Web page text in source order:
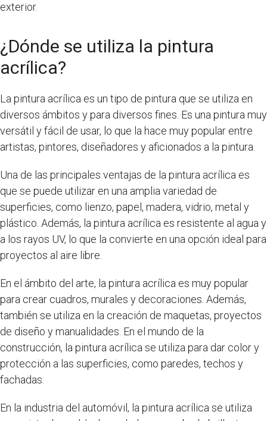
exterior.
¿Dónde se utiliza la pintura
acrílica?
La pintura acrílica es un tipo de pintura que se utiliza en
diversos ámbitos y para diversos fines. Es una pintura muy
versátil y fácil de usar, lo que la hace muy popular entre
artistas, pintores, diseñadores y aficionados a la pintura.
Una de las principales ventajas de la pintura acrílica es
que se puede utilizar en una amplia variedad de
superficies, como lienzo, papel, madera, vidrio, metal y
plástico. Además, la pintura acrílica es resistente al agua y
a los rayos UV, lo que la convierte en una opción ideal para
proyectos al aire libre.
En el ámbito del arte, la pintura acrílica es muy popular
para crear cuadros, murales y decoraciones. Además,
también se utiliza en la creación de maquetas, proyectos
de diseño y manualidades. En el mundo de la
construcción, la pintura acrílica se utiliza para dar color y
protección a las superficies, como paredes, techos y
fachadas.
En la industria del automóvil, la pintura acrílica se utiliza